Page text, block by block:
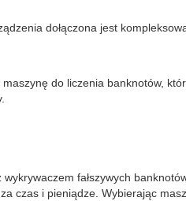
dołączona jest
do liczenia banknotów,
fałszywych
czas i pieniądze. Wybierając